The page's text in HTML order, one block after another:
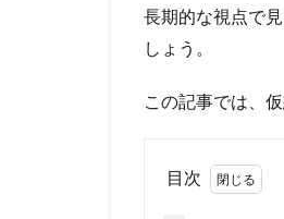
長期的な視点で
しょう。
この記事では、
目次